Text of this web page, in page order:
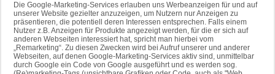
Die Google-Marketing-Services erlauben uns Werbeanzeigen für und auf
unserer Website gezielter anzuzeigen, um Nutzern nur Anzeigen zu
präsentieren, die potentiell deren Interessen entsprechen. Falls einem
Nutzer z.B. Anzeigen für Produkte angezeigt werden, für die er sich auf
anderen Webseiten interessiert hat, spricht man hierbei vom
„Remarketing“. Zu diesen Zwecken wird bei Aufruf unserer und anderer
Webseiten, auf denen Google-Marketing-Services aktiv sind, unmittelbar
durch Google ein Code von Google ausgeführt und es werden sog.